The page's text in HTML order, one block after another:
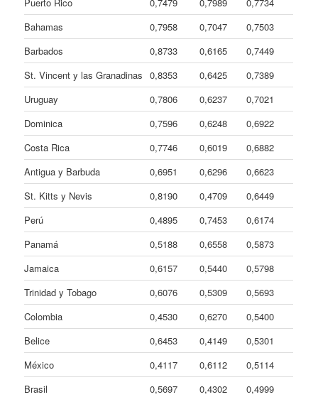
Bahamas
0,7958 0,7047
0,7503
Barbados
0,8733 0,6165
0,7449
St. Vincent y las Granadinas 0,8353 0,6425
0,7389
Uruguay
0,7806 0,6237
0,7021
Dominica
0,7596 0,6248
0,6922
Costa Rica
0,7746 0,6019
0,6882
Antigua y Barbuda
0,6951 0,6296
0,6623
St. Kitts y Nevis
0,8190 0,4709
0,6449
Perú
0,4895 0,7453
0,6174
Panamá
0,5188 0,6558
0,5873
Jamaica
0,6157 0,5440
0,5798
Trinidad y Tobago
0,6076 0,5309
0,5693
Colombia
0,4530 0,6270
0,5400
Belice
0,6453 0,4149
0,5301
México
0,4117 0,6112
0,5114
Brasil
0,5697 0,4302
0,4999